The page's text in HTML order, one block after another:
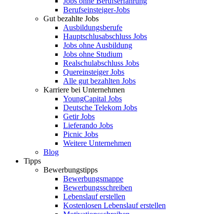
Berufseinsteiger-Jobs
Gut bezahlte Jobs
Ausbildungsberufe
Hauptschlusabschluss Jobs
Jobs ohne Ausbildung
Jobs ohne Studium
Realschulabschluss Jobs
Quereinsteiger Jobs
Alle gut bezahlten Jobs
Karriere bei Unternehmen
YoungCapital Jobs
Deutsche Telekom Jobs
Getir Jobs
Lieferando Jobs
Picnic Jobs
Weitere Unternehmen
Blog
Tipps
Bewerbungstipps
Bewerbungsmappe
Bewerbungsschreiben
Lebenslauf erstellen
Kostenlosen Lebenslauf erstellen